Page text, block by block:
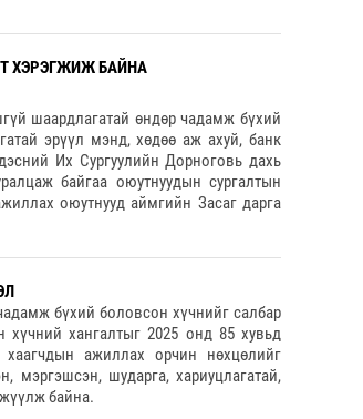
ХЭРЭГЖИЖ БАЙНА
шаардлагатай өндөр чадамж бүхий
эрүүл мэнд, хөдөө аж ахуй, банк
Их Сургуулийн Дорноговь дахь
байгаа оюутнуудын сургалтын
оюутнууд аймгийн Засаг дарга
бүхий боловсон хүчнийг салбар
хүчний хангалтыг 2025 онд 85 хувьд
ажиллах орчин нөхцөлийг
мэргэшсэн, шударга, хариуцлагатай,
байна.